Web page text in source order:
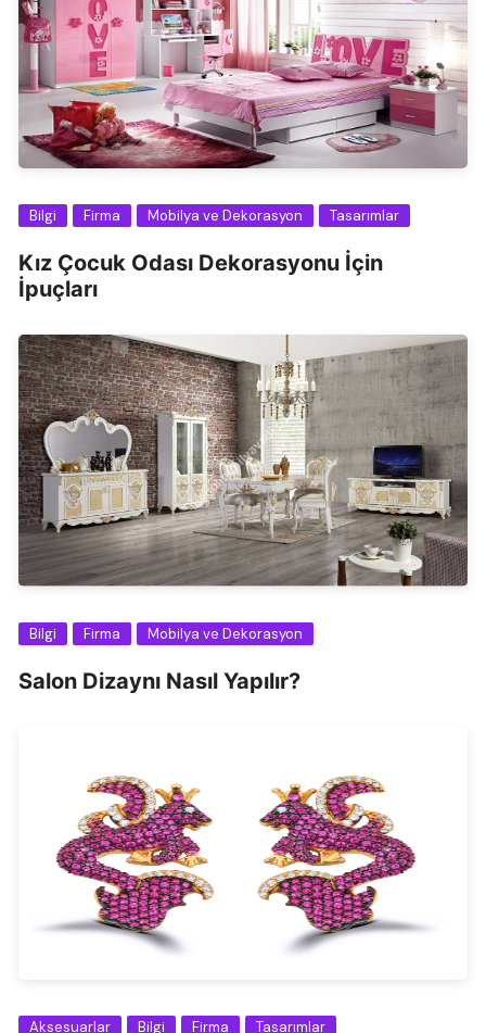
Bilgi Firma Mobilya ve Dekorasyon Tasarımlar
Kız Çocuk Odası Dekorasyonu İçin
İpuçları
Bilgi Firma Mobilya ve Dekorasyon
Salon Dizaynı Nasıl Yapılır?
Aksesuarlar Bilgi Firma Tasarımlar